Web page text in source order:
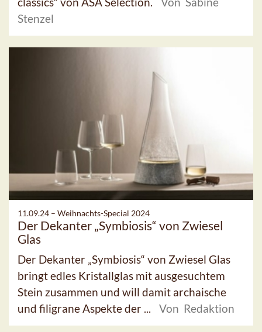
Stenzel
11.09.24 – Weihnachts-Special 2024
Der Dekanter „Symbiosis“ von Zwiesel
Glas
Der Dekanter „Symbiosis“ von Zwiesel Glas
bringt edles Kristallglas mit ausgesuchtem
Stein zusammen und will damit archaische
und filigrane Aspekte der ...
Von Redaktion